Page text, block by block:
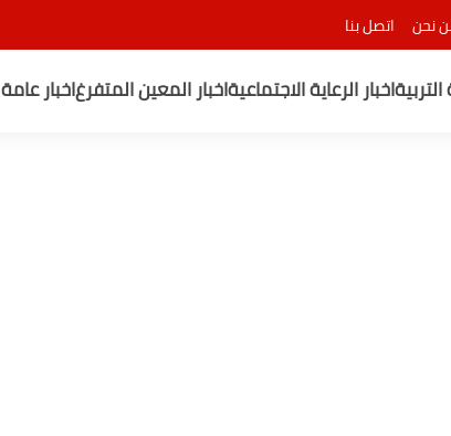
نحن اتصل بنا
التربيةاخبار الرعاية الاجتماعيةاخبار المعين المتفرغاخبار عامة